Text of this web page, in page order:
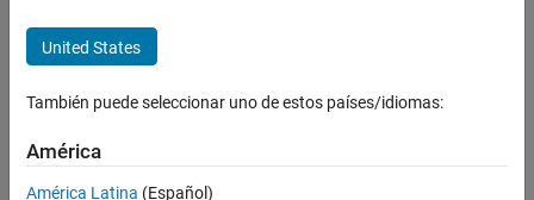
United States
También puede seleccionar uno de estos países/idiomas:
América
América Latina (Español)